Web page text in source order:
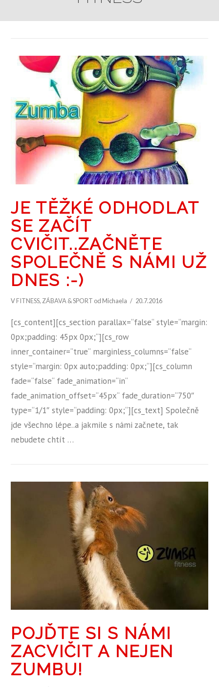
JE TĚŽKÉ ODHODLAT
SE ZAČÍT
CVIČIT..ZAČNĚTE
SPOLEČNĚ S NÁMI UŽ
DNES :-)
VFITNESS,ZÁBAVA & SPORT od Michaela 20.7.2016
[cs_content][cs_section parallax=“false“ style=“margin:
0px;padding: 45px 0px;“][cs_row
inner_container=“true“ marginless_columns=“false“
style=“margin: 0px auto;padding: 0px;“][cs_column
fade=“false“ fade_animation=“in“
fade_animation_offset=“45px“ fade_duration=“750″
type=“1/1″ style=“padding: 0px;“][cs_text] Společně
jde všechno lépe..a jakmile s námi začnete, tak
nebudete chtít …
POJĎTE SI S NÁMI
ZACVIČIT A NEJEN
ZUMBU!